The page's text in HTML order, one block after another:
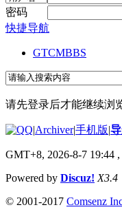
密码
快捷导航
GTCMBBS
请先登录后才能继续浏
|Archiver|手机版|
GMT+8, 2026-8-7 19:44
Powered by Discuz! X3.4
© 2001-2017 Comsenz